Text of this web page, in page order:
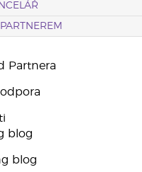
Partnera
blog
blog